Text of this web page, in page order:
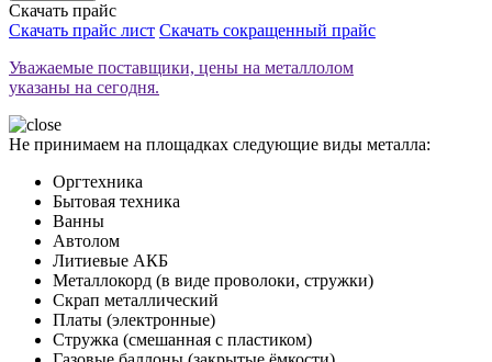
Скачать прайс
Скачать прайс лист Скачать сокращенный прайс
Уважаемые поставщики, цены на металлолом
указаны на сегодня.
Не принимаем на площадках следующие виды металла:
Оргтехника
Бытовая техника
Ванны
Автолом
Литиевые АКБ
Металлокорд (в виде проволоки, стружки)
Скрап металлический
Платы (электронные)
Стружка (смешанная с пластиком)